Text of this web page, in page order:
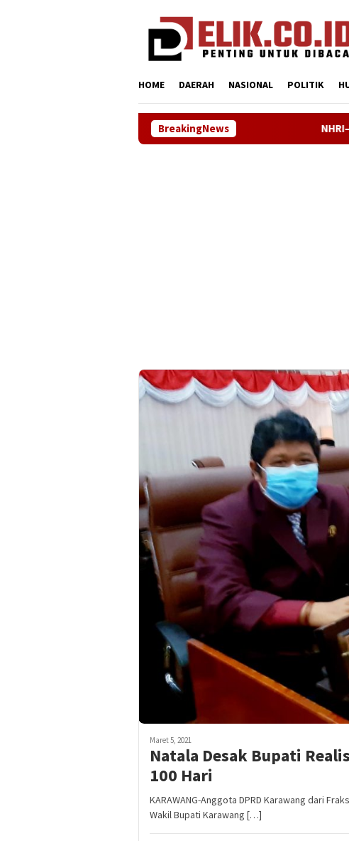
HOME DAERAH NASIONAL POLITIK
BreakingNewsNHRI–KADIN Karawang
Maret 5, 2021
Natala Desak Bupati
100 Hari
KARAWANG-Anggota DPRD Karawang dari
Wakil Bupati Karawang […]